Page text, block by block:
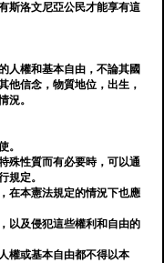
斯洛文尼亞公民才能享有這
人權和基本自由，不論其國
他信念，物質地位，出生，
況。
。
殊性質而有必要時，可以通
規定。
在本憲法規定的情況下也應
以及侵犯這些權利和自由的
權或基本自由都不得以本